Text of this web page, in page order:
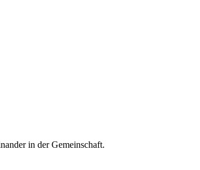
in der Gemeinschaft.